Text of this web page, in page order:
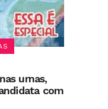
urnas,
com